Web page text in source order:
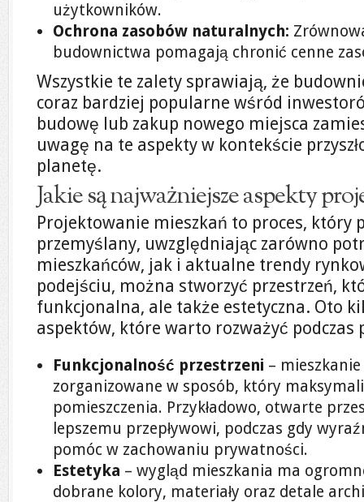
użytkowników.
Ochrona zasobów naturalnych:
budownictwa pomagają chronić cenne
Wszystkie te zalety sprawiają, że
coraz bardziej popularne wśród
budowę lub zakup nowego miejsca
uwagę na te aspekty w kontekście
planetę.
Jakie są najważniejsze aspekty
Projektowanie mieszkań to proces, który
przemyślany, uwzględniając zarówno
mieszkańców, jak i aktualne trendy
podejściu, można stworzyć przestrzeń,
funkcjonalna, ale także estetyczna. Oto
aspektów, które warto rozważyć
Funkcjonalność przestrzeni –
zorganizowane w sposób, który
pomieszczenia. Przykładowo, otwarte
lepszemu przepływowi, podczas gdy
pomóc w zachowaniu prywatności.
Estetyka – wygląd mieszkania ma
dobrane kolory, materiały oraz detale